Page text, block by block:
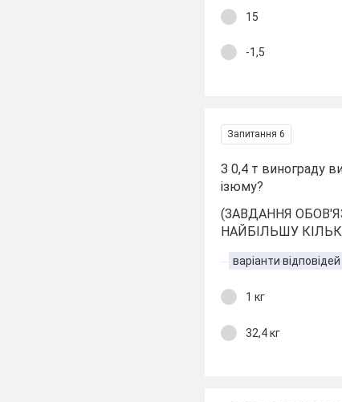
15
-1,5
Запитання 6
З 0,4 т винограду
ізюму?
(ЗАВДАННЯ
НАЙБІЛЬШУ
варіанти відповідей
1 кг
32,4 кг